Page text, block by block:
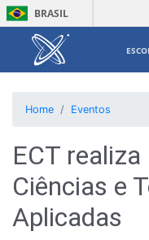
BRASIL
Home Eventos
ECT
Ciências e
Aplicadas